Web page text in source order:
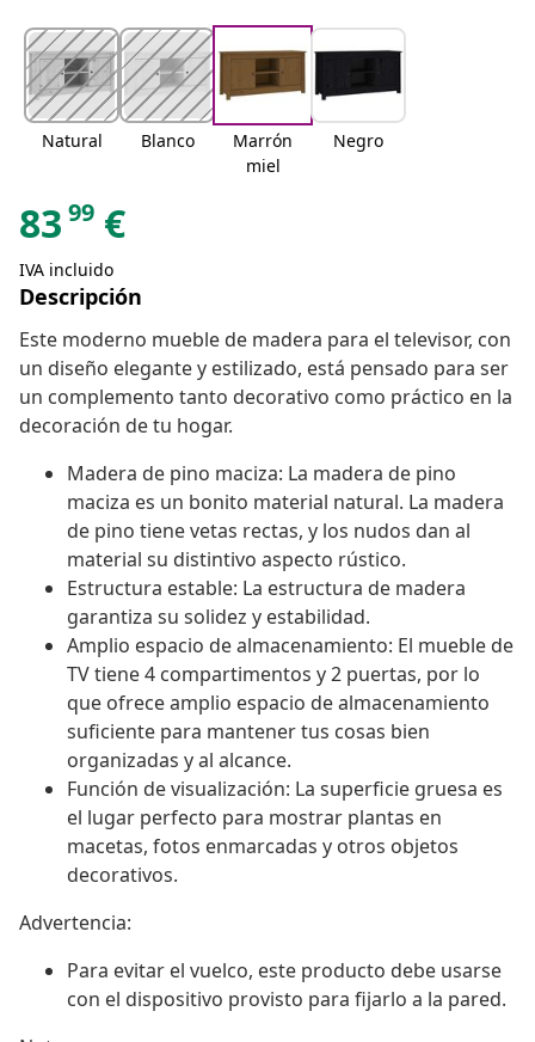
Natural Blanco
Marrón
miel
Negro
83 99 €
IVA incluido
Descripción
Este moderno mueble de madera para el televisor, con
un diseño elegante y estilizado, está pensado para ser
un complemento tanto decorativo como práctico en la
decoración de tu hogar.
Madera de pino maciza: La madera de pino
maciza es un bonito material natural. La madera
de pino tiene vetas rectas, y los nudos dan al
material su distintivo aspecto rústico.
Estructura estable: La estructura de madera
garantiza su solidez y estabilidad.
Amplio espacio de almacenamiento: El mueble de
TV tiene 4 compartimentos y 2 puertas, por lo
que ofrece amplio espacio de almacenamiento
suficiente para mantener tus cosas bien
organizadas y al alcance.
Función de visualización: La superficie gruesa es
el lugar perfecto para mostrar plantas en
macetas, fotos enmarcadas y otros objetos
decorativos.
Advertencia:
Para evitar el vuelco, este producto debe usarse
con el dispositivo provisto para fijarlo a la pared.